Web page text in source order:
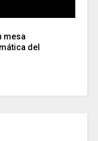
mesa
del